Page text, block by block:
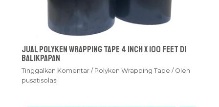
Jual Polyken Wrapping Tape 4 Inch x 100 Feet Di
Balikpapan
Tinggalkan Komentar / Polyken Wrapping Tape / Oleh
pusatisolasi